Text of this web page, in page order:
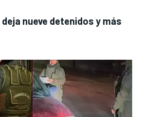
nueve detenidos y más